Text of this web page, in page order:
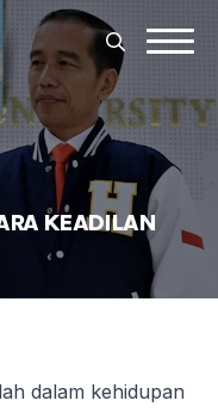
Search
for:
for:
KEADILAN
dalam kehidupan